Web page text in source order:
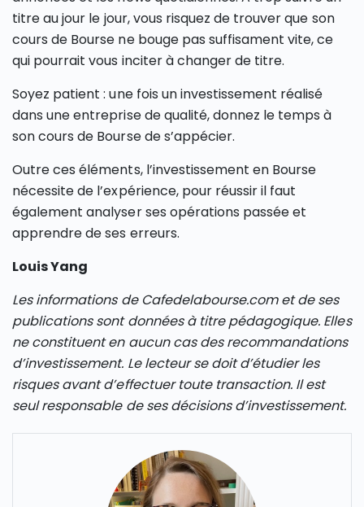
titre au jour le jour, vous risquez de trouver que son
cours de Bourse ne bouge pas suffisament vite, ce
qui pourrait vous inciter à changer de titre.
Soyez patient : une fois un investissement réalisé
dans une entreprise de qualité, donnez le temps à
son cours de Bourse de s’appécier.
Outre ces éléments, l’investissement en Bourse
nécessite de l’expérience, pour réussir il faut
également analyser ses opérations passée et
apprendre de ses erreurs.
Louis Yang
Les informations de Cafedelabourse.com et de ses
publications sont données à titre pédagogique. Elles
ne constituent en aucun cas des recommandations
d’investissement. Le lecteur se doit d’étudier les
risques avant d’effectuer toute transaction. Il est
seul responsable de ses décisions d’investissement.